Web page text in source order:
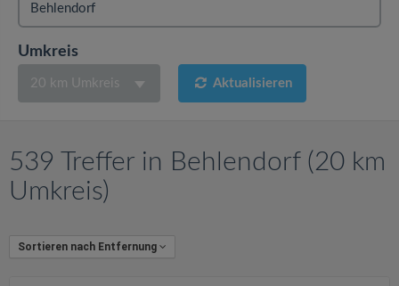
Umkreis
20 km Umkreis Aktualisieren
539 Treffer in Behlendorf (20 km
Umkreis)
Sortieren nach Entfernung
a